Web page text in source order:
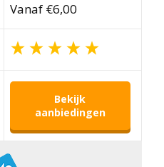
Vanaf €6,00
Bekijk
aanbiedingen